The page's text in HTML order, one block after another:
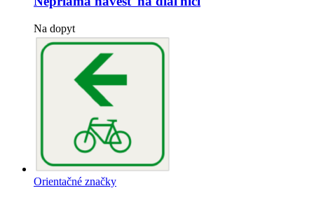
Na dopyt
Orientačné značky